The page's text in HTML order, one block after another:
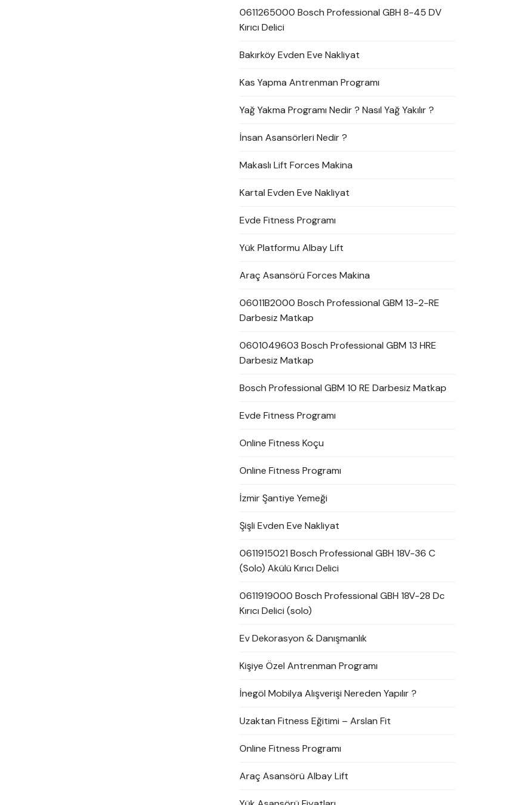
0611265000 Bosch Professional GBH 8-45 DV
Kırıcı Delici
Bakırköy Evden Eve Nakliyat
Kas Yapma Antrenman Programı
Yağ Yakma Programı Nedir ? Nasıl Yağ Yakılır ?
İnsan Asansörleri Nedir ?
Makaslı Lift Forces Makina
Kartal Evden Eve Nakliyat
Evde Fitness Programı
Yük Platformu Albay Lift
Araç Asansörü Forces Makina
06011B2000 Bosch Professional GBM 13-2-RE
Darbesiz Matkap
0601049603 Bosch Professional GBM 13 HRE
Darbesiz Matkap
Bosch Professional GBM 10 RE Darbesiz Matkap
Evde Fitness Programı
Online Fitness Koçu
Online Fitness Programı
İzmir Şantiye Yemeği
Şişli Evden Eve Nakliyat
0611915021 Bosch Professional GBH 18V-36 C
(Solo) Akülü Kırıcı Delici
0611919000 Bosch Professional GBH 18V-28 Dc
Kırıcı Delici (solo)
Ev Dekorasyon & Danışmanlık
Kişiye Özel Antrenman Programı
İnegöl Mobilya Alışverişi Nereden Yapılır ?
Uzaktan Fitness Eğitimi – Arslan Fit
Online Fitness Programı
Araç Asansörü Albay Lift